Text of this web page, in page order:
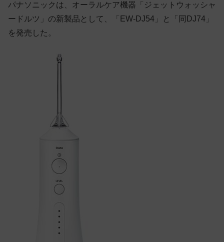
パナソニックは、オーラルケア機器「ジェットウォッシャ
ードルツ」の新製品として、「EW-DJ54」と「同DJ74」
を発売した。